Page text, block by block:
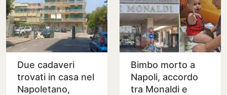
Due cadaveri
trovati in casa nel
Napoletano,
Bimbo morto a
Napoli, accordo
tra Monaldi e